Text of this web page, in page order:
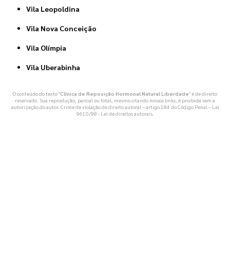
Vila Leopoldina
Vila Nova Conceição
Vila Olímpia
Vila Uberabinha
O conteúdo do texto "Clínica de Reposição Hormonal Natural Liberdade" é de direito
reservado. Sua reprodução, parcial ou total, mesmo citando nossos links, é proibida sem a
autorização do autor. Crime de violação de direito autoral – artigo 184 do Código Penal – Lei
9610/98 - Lei de direitos autorais.